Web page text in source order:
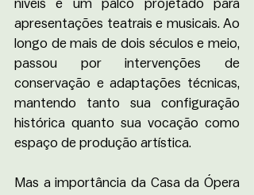
níveis e um palco projetado para
apresentações teatrais e musicais. Ao
longo de mais de dois séculos e meio,
passou por intervenções de
conservação e adaptações técnicas,
mantendo tanto sua configuração
histórica quanto sua vocação como
espaço de produção artística.
Mas a importância da Casa da Ópera